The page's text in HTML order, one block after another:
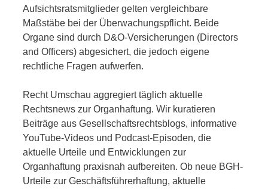
Aufsichtsratsmitglieder gelten vergleichbare
Maßstäbe bei der Überwachungspflicht. Beide
Organe sind durch D&O-Versicherungen (Directors
and Officers) abgesichert, die jedoch eigene
rechtliche Fragen aufwerfen.
Recht Umschau aggregiert täglich aktuelle
Rechtsnews zur Organhaftung. Wir kuratieren
Beiträge aus Gesellschaftsrechtsblogs, informative
YouTube-Videos und Podcast-Episoden, die
aktuelle Urteile und Entwicklungen zur
Organhaftung praxisnah aufbereiten. Ob neue BGH-
Urteile zur Geschäftsführerhaftung, aktuelle